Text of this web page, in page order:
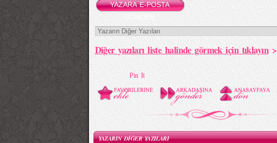
YAZARA E-POSTA
Diğer yazıları liste halinde görmek için tıklayın>
Pin It
YAZARIN DİĞER YAZILARI